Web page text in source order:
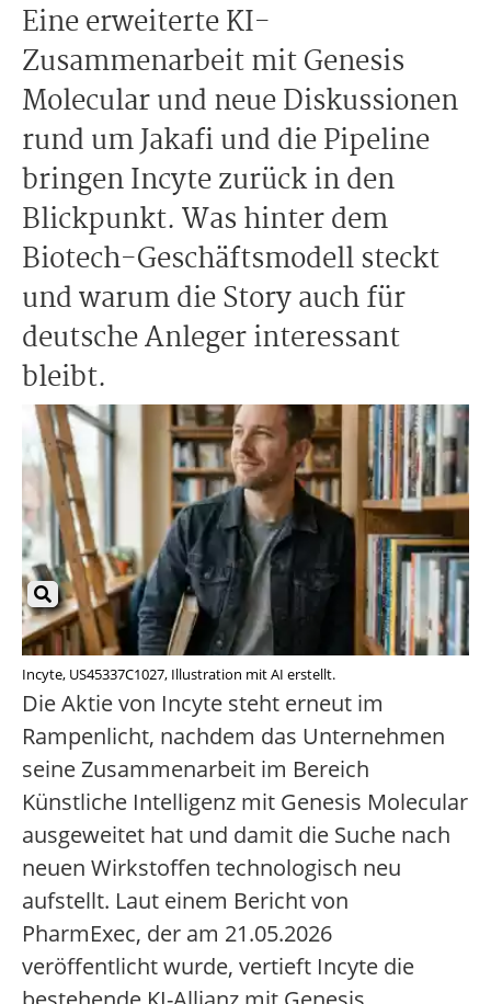
Eine erweiterte KI-
Zusammenarbeit mit Genesis
Molecular und neue Diskussionen
rund um Jakafi und die Pipeline
bringen Incyte zurück in den
Blickpunkt. Was hinter dem
Biotech-Geschäftsmodell steckt
und warum die Story auch für
deutsche Anleger interessant
bleibt.
Incyte, US45337C1027, Illustration mit AI erstellt.
Die Aktie von Incyte steht erneut im
Rampenlicht, nachdem das Unternehmen
seine Zusammenarbeit im Bereich
Künstliche Intelligenz mit Genesis Molecular
ausgeweitet hat und damit die Suche nach
neuen Wirkstoffen technologisch neu
aufstellt. Laut einem Bericht von
PharmExec, der am 21.05.2026
veröffentlicht wurde, vertieft Incyte die